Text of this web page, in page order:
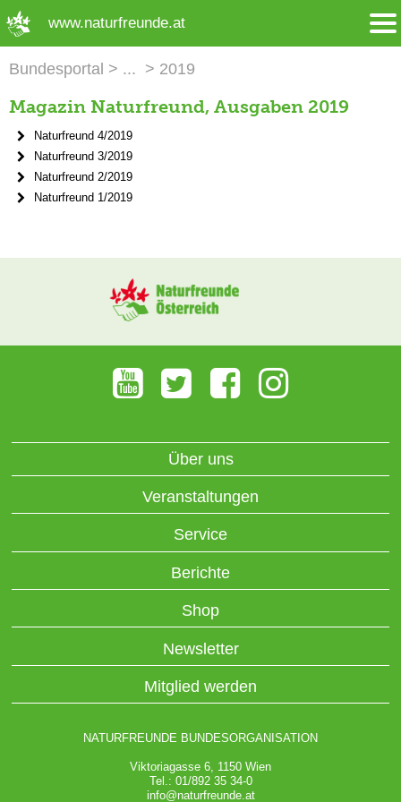
www.naturfreunde.at
Bundesportal 2019
Magazin Naturfreund, Ausgaben 2019
Naturfreund 4/2019
Naturfreund 3/2019
Naturfreund 2/2019
Naturfreund 1/2019
Über uns
Veranstaltungen
Service
Berichte
Shop
Newsletter
Mitglied werden
NATURFREUNDE BUNDESORGANISATION
Viktoriagasse 6, 1150 Wien
Tel.: 01/892 35 34-0
info@naturfreunde.at